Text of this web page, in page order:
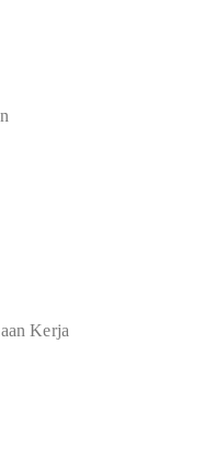
Kerja